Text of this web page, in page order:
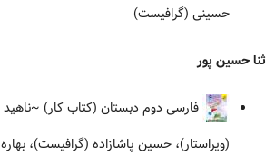
حسینی (گرافیست)
ثنا حسین پور
فارسی دوم دبستان (کتاب کار)
(ویراستار)، حسین پاشازاده (گرافیست)،